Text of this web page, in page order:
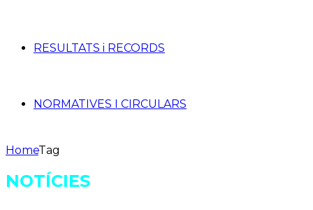
RESULTATS i RECORDS
NORMATIVES I CIRCULARS
HomeTag
NOTÍCIES